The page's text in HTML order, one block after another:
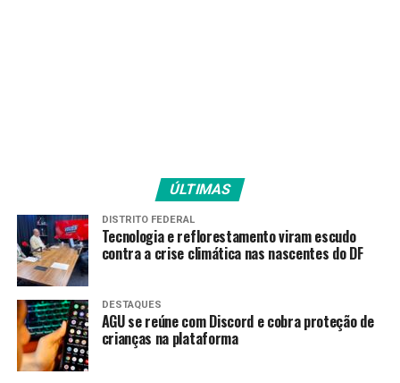
ÚLTIMAS
DISTRITO FEDERAL
Tecnologia e reflorestamento viram escudo
contra a crise climática nas nascentes do DF
DESTAQUES
AGU se reúne com Discord e cobra proteção de
crianças na plataforma